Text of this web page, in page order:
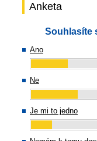
Anketa
Souhlasíte
Ano
Ne
Je mi to jedno